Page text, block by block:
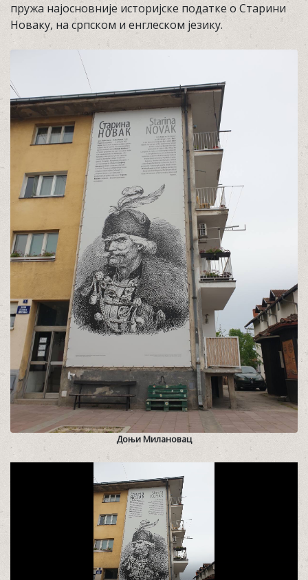
пружа најосновније историјске податке о Старини
Новаку, на српском и енглеском језику.
Доњи Милановац